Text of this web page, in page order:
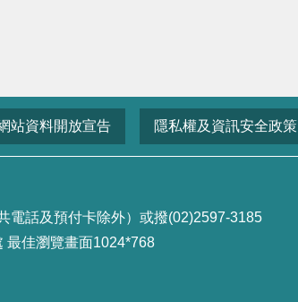
站資料開放宣告 隱私權及資訊安全政策
電話及預付卡除外）或撥(02)2597-3185
最佳瀏覽畫面1024*768